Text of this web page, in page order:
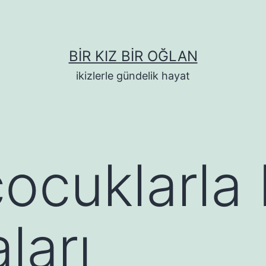
BIR KIZ BIR OĞLAN
ikizlerle gündelik hayat